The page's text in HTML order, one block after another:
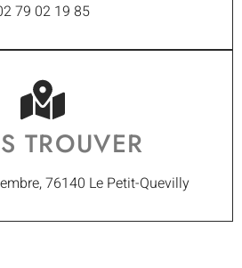
79 02 19 85
TROUVER
76140 Le Petit-Quevilly